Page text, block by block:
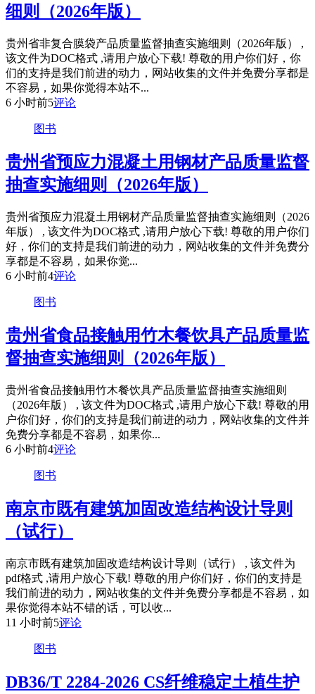
细则（2026年版）
贵州省非复合膜袋产品质量监督抽查实施细则（2026年版） ,
该文件为DOC格式 ,请用户放心下载! 尊敬的用户你们好，你
们的支持是我们前进的动力，网站收集的文件并免费分享都是
不容易，如果你觉得本站不...
6 小时前5评论
图书
贵州省预应力混凝土用钢材产品质量监督
抽查实施细则（2026年版）
贵州省预应力混凝土用钢材产品质量监督抽查实施细则（2026
年版） , 该文件为DOC格式 ,请用户放心下载! 尊敬的用户你们
好，你们的支持是我们前进的动力，网站收集的文件并免费分
享都是不容易，如果你觉...
6 小时前4评论
图书
贵州省食品接触用竹木餐饮具产品质量监
督抽查实施细则（2026年版）
贵州省食品接触用竹木餐饮具产品质量监督抽查实施细则
（2026年版） , 该文件为DOC格式 ,请用户放心下载! 尊敬的用
户你们好，你们的支持是我们前进的动力，网站收集的文件并
免费分享都是不容易，如果你...
6 小时前4评论
图书
南京市既有建筑加固改造结构设计导则
（试行）
南京市既有建筑加固改造结构设计导则（试行） , 该文件为
pdf格式 ,请用户放心下载! 尊敬的用户你们好，你们的支持是
我们前进的动力，网站收集的文件并免费分享都是不容易，如
果你觉得本站不错的话，可以收...
11 小时前5评论
图书
DB36/T 2284-2026 CS纤维稳定土植生护